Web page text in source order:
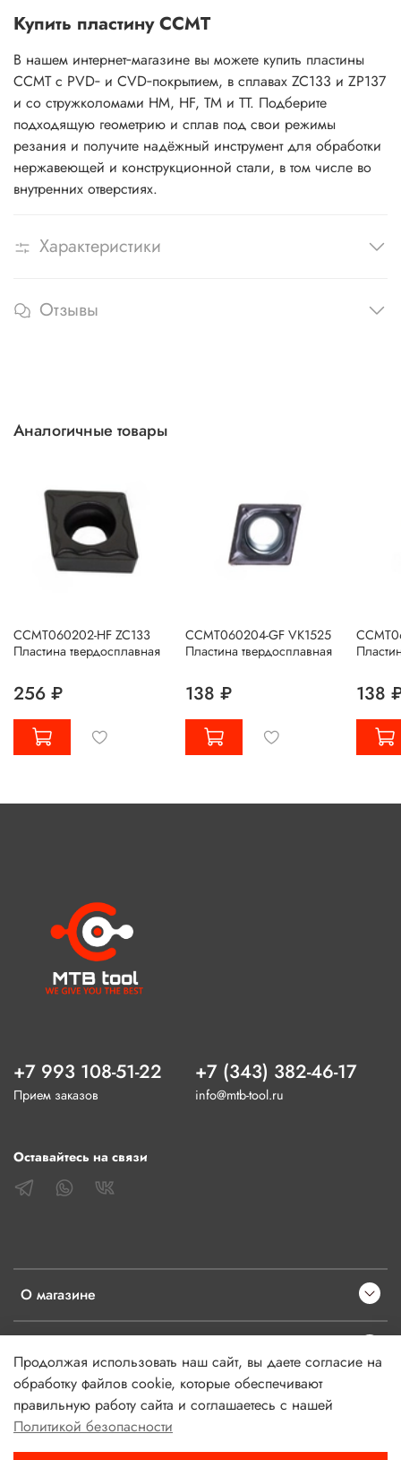
Купить пластину CCMT
В нашем интернет‑магазине вы можете купить пластины
CCMT с PVD‑ и CVD‑покрытием, в сплавах ZC133 и ZP137
и со стружколомами HM, HF, TM и TT. Подберите
подходящую геометрию и сплав под свои режимы
резания и получите надёжный инструмент для обработки
нержавеющей и конструкционной стали, в том числе во
внутренних отверстиях.
Характеристики
Отзывы
Аналогичные товары
CCMT060202-HF ZC133
Пластина твердосплавная
256 ₽
CCMT060204-GF VK1525
Пластина твердосплавная
138 ₽ 138
О магазине
Информация
+7 993 108-51-22
Прием заказов
+7 (343) 382-46-17
info@mtb-tool.ru
Оставайтесь на связи
Продолжая использовать наш сайт, вы даете согласие на
обработку файлов cookie, которые обеспечивают
правильную работу сайта и соглашаетесь с нашей
Политикой безопасности